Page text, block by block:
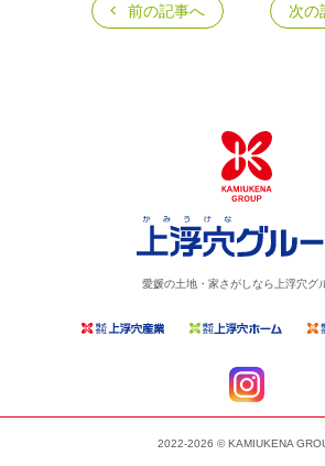
前の記事へ 次の
愛媛の土地・家さがしなら上浮穴グ
2022-2026 © KAMIUKENA